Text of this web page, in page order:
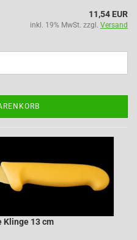
11,54 EUR
inkl. 19% MwSt. zzgl. Versand
Klinge 13 cm